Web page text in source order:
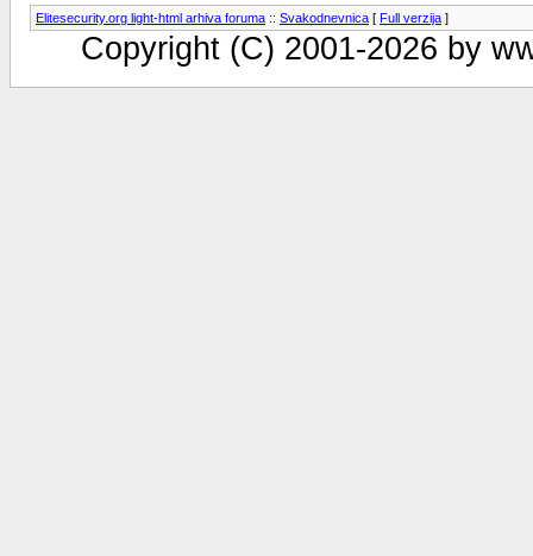
Elitesecurity.org light-html arhiva foruma :: Svakodnevnica [ Full verzija ]
Copyright (C) 2001-2026 by